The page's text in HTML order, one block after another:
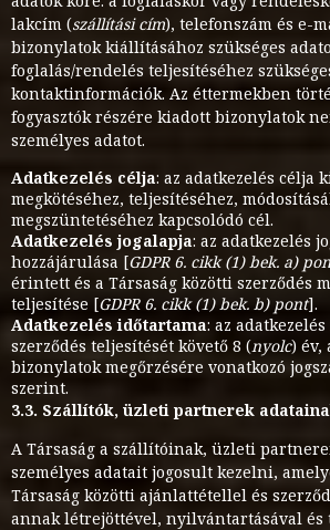
lakcím (szállítási cím), telefonszám és e-
bizonylatok kiállításához szükséges
foglalás/rendelés teljesítéséhez
kontaktinformációk. Az éttermekben
fogyasztók részére kiadott bizonylatok
személyes adatot.
Adatkezelés célja: az adatkezelés célja
megkötéséhez, teljesítéséhez,
megszüntetéséhez kapcsolódó cél.
Adatkezelés jogalapja: az adatkezelés
hozzájárulása [GDPR 6. cikk (1) bek. a)
érintett és a Társaság közötti szerződés
teljesítése [GDPR 6. cikk (1) bek. b) pont].
Adatkezelés időtartama: az
szerződés teljesítését követő 8 (nyolc) év,
bizonylatok megőrzésére vonatkozó
szerint.
3.3. Szállítók, üzleti partnerek
A Társaság a szállítóinak, üzleti
személyes adatait jogosult kezelni,
Társaság közötti ajánlattétellel és
annak létrejöttével, nyilvántartásával és